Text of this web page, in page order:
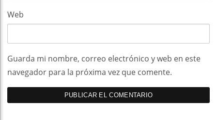
Web
Guarda mi nombre, correo electrónico y web en este
navegador para la próxima vez que comente.